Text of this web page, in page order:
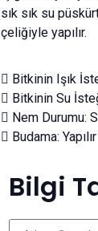
sık sık su
çeliğiyle yapılır.
Bitkinin Işık
Bitkinin Su
Nem Durumu:
Budama: Yapılır
Bilgi